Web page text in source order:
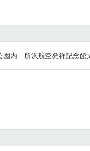
園内 所沢航空発祥記念館